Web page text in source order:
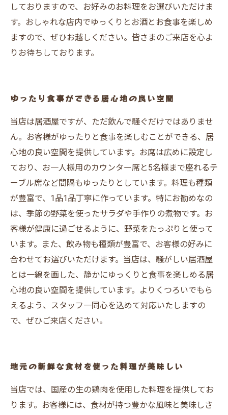
しておりますので、お好みのお料理をお選びいただけま
す。おしゃれな店内でゆっくりとお酒とお食事を楽しめ
ますので、ぜひお越しください。皆さまのご来店を心よ
りお待ちしております。
ゆったり食事ができる居心地の良い空間
当店は居酒屋ですが、ただ飲んで騒ぐだけではありませ
ん。お客様がゆったりと食事を楽しむことができる、居
心地の良い空間を提供しています。お席は広めに設定し
ており、お一人様用のカウンター席と5名様まで座れるテ
ーブル席など間隔もゆったりとしています。料理も種類
が豊富で、1品1品丁寧に作っています。特にお勧めなの
は、季節の野菜を使ったサラダや手作りの煮物です。お
客様が健康に過ごせるように、野菜をたっぷりと使って
います。また、飲み物も種類が豊富で、お客様の好みに
合わせてお選びいただけます。当店は、騒がしい居酒屋
とは一線を画した、静かにゆっくりと食事を楽しめる居
心地の良い空間を提供しています。よりくつろいでもら
えるよう、スタッフ一同心を込めて対応いたしますの
で、ぜひご来店ください。
地元の新鮮な食材を使った料理が美味しい
当店では、国産の生の鶏肉を使用した料理を提供してお
ります。お客様には、食材が持つ豊かな風味と美味しさ